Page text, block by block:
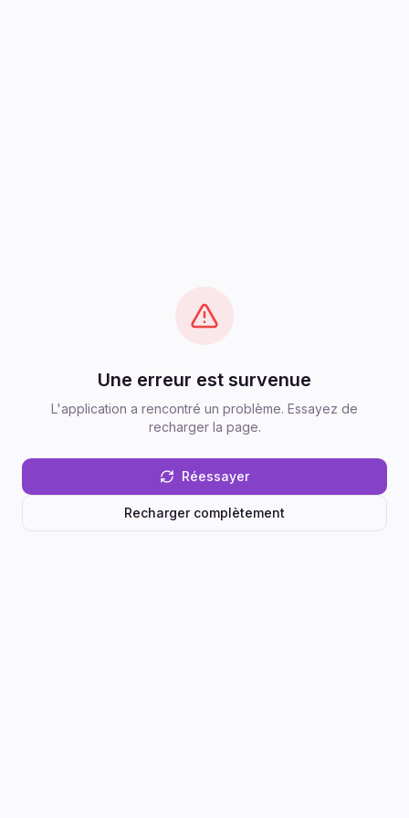
Une erreur est survenue
L'application a rencontré un problème. Essayez de
recharger la page.
Réessayer
Recharger complètement